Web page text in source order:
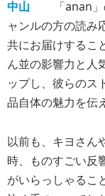
中山
「anan
ャンルの方の読み
共にお届けするこ
ん並の影響力と人
ップし、彼らのス
品自体の魅力を伝
以前も、キヨさん
時、ものすごい反
がいらっしゃるこ